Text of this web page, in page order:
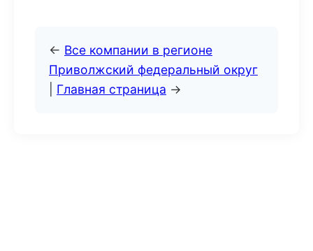
← Все компании в регионе
Приволжский федеральный округ
Главная страница →